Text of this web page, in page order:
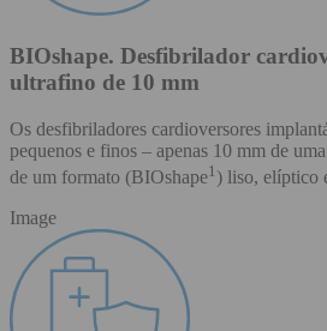
BIOshape. Desfibrilador
ultrafino de 10 mm
Os desfibriladores cardioversores
pequenos e finos – apenas 10 mm de
de um formato (BIOshape1 ) liso, elíptico
Image